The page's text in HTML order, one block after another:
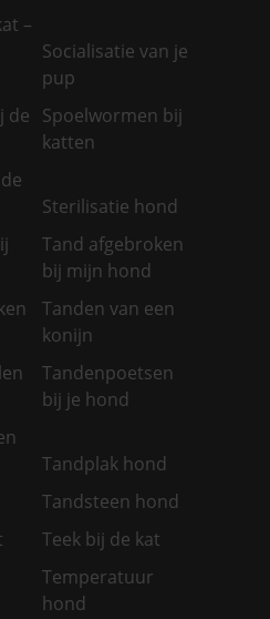
–
Socialisatie van je
pup
de Spoelwormen bij
katten
Sterilisatie hond
Tand afgebroken
bij mijn hond
Tanden van een
konijn
Tandenpoetsen
bij je hond
Tandplak hond
Tandsteen hond
Teek bij de kat
Temperatuur
hond